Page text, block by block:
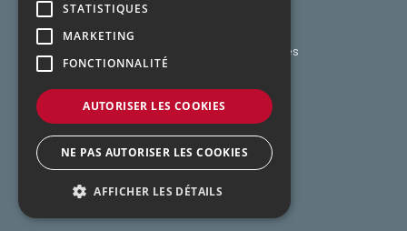
Créateur de solutions connectées
Politique de confidentialité
Mentions légales
Conditions Générales de Vente
création :kienso.fr
STATISTIQUES
MARKETING
FONCTIONNALITÉ
AUTORISER LES COOKIES
NE PAS AUTORISER LES COOKIES
AFFICHER LES DÉTAILS